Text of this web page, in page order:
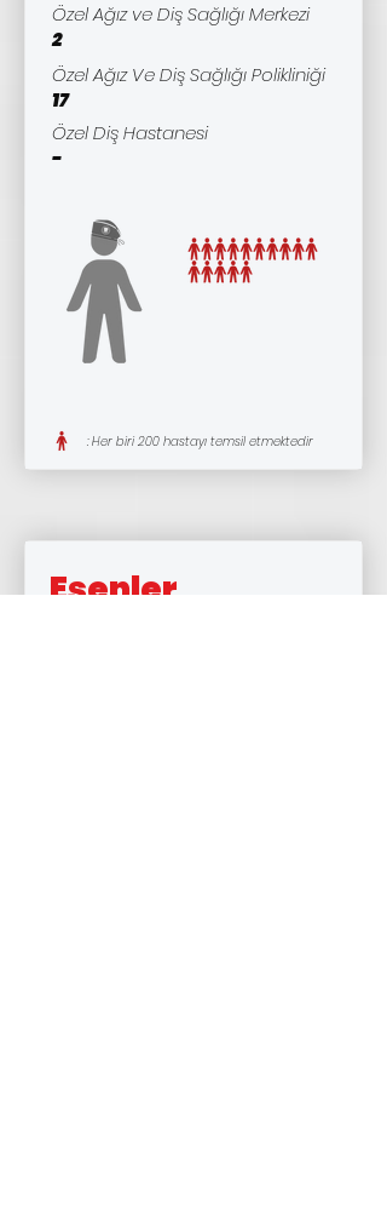
Özel Ağız ve Diş Sağlığı Merkezi
2
Özel Ağız Ve Diş Sağlığı Polikliniği
17
Özel Diş Hastanesi
-
: Her biri 200 hastayı temsil etmektedir
Esenler